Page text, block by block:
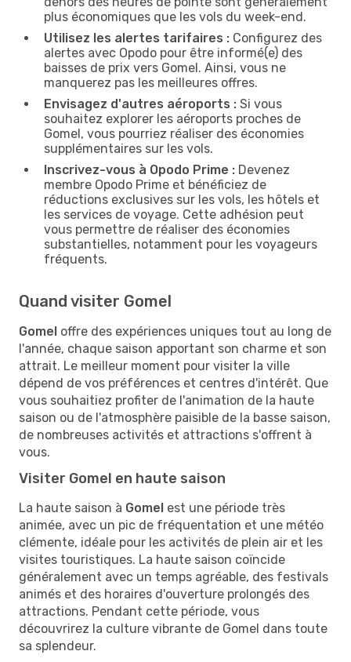
plus économiques que les vols du week-end.
Utilisez les alertes tarifaires : Configurez des
alertes avec Opodo pour être informé(e) des
baisses de prix vers Gomel. Ainsi, vous ne
manquerez pas les meilleures offres.
Envisagez d'autres aéroports : Si vous
souhaitez explorer les aéroports proches de
Gomel, vous pourriez réaliser des économies
supplémentaires sur les vols.
Inscrivez-vous à Opodo Prime : Devenez
membre Opodo Prime et bénéficiez de
réductions exclusives sur les vols, les hôtels et
les services de voyage. Cette adhésion peut
vous permettre de réaliser des économies
substantielles, notamment pour les voyageurs
fréquents.
Quand visiter Gomel
Gomel offre des expériences uniques tout au long de
l'année, chaque saison apportant son charme et son
attrait. Le meilleur moment pour visiter la ville
dépend de vos préférences et centres d'intérêt. Que
vous souhaitiez profiter de l'animation de la haute
saison ou de l'atmosphère paisible de la basse saison,
de nombreuses activités et attractions s'offrent à
vous.
Visiter Gomel en haute saison
La haute saison à Gomel est une période très
animée, avec un pic de fréquentation et une météo
clémente, idéale pour les activités de plein air et les
visites touristiques. La haute saison coïncide
généralement avec un temps agréable, des festivals
animés et des horaires d'ouverture prolongés des
attractions. Pendant cette période, vous
découvrirez la culture vibrante de Gomel dans toute
sa splendeur.